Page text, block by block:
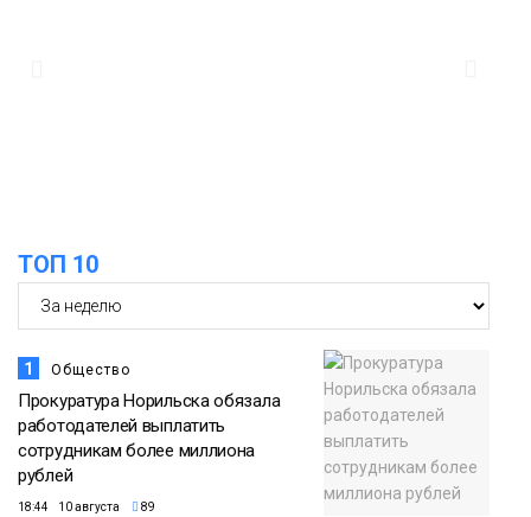
18:30
Фото
Заполярное лето в разгаре: Норильск
прогрелся до 29 градусов
ТОП 10
1 Общество
Прокуратура Норильска обязала
работодателей выплатить
сотрудникам более миллиона
рублей
18:44 10 августа 89